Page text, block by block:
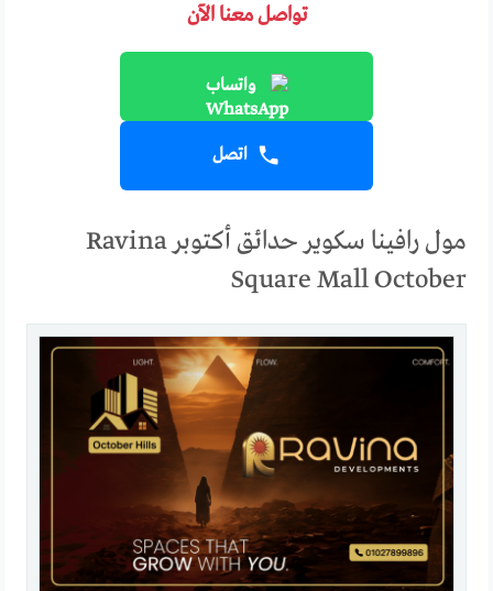
تواصل معنا الآن
واتساب
اتصل
مول رافينا سكوير حدائق أكتوبر Ravina
Square Mall October